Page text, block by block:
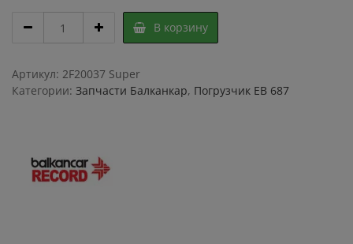
6191
168269
quantity
В корзину
Артикул: 2F20037 Super
Категории: Запчасти Балканкар, Погрузчик ЕВ 687